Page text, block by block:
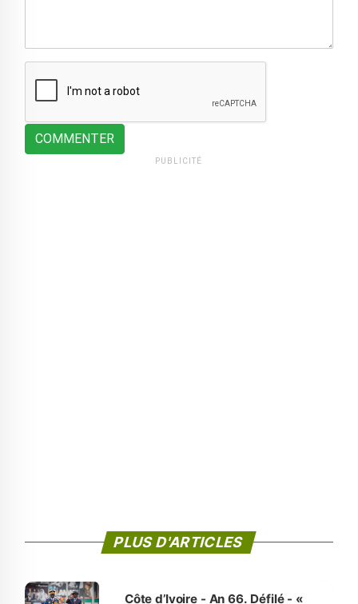
COMMENTER
PUBLICITÉ
PLUS D'ARTICLES
Côte d’Ivoire - An 66. Défilé - «